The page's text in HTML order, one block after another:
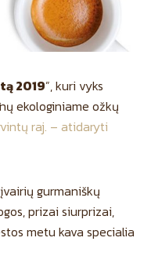
2019”, kuri vyks
ekologiniame ožkų
raj. – atidaryti
gurmaniškų
prizai siurprizai,
metu kava specialia